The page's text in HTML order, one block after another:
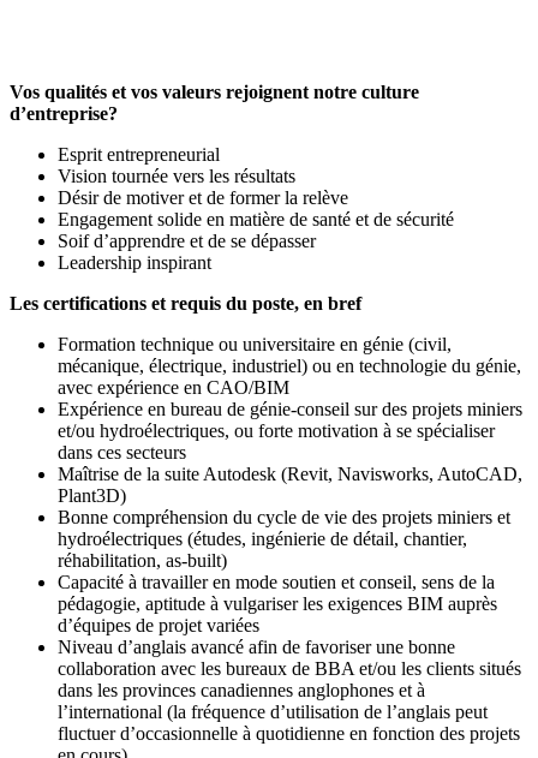
Vos qualités et vos valeurs rejoignent notre culture
d’entreprise?
Esprit entrepreneurial
Vision tournée vers les résultats
Désir de motiver et de former la relève
Engagement solide en matière de santé et de sécurité
Soif d’apprendre et de se dépasser
Leadership inspirant
Les certifications et requis du poste, en bref
Formation technique ou universitaire en génie (civil,
mécanique, électrique, industriel) ou en technologie du génie,
avec expérience en CAO/BIM
Expérience en bureau de génie-conseil sur des projets miniers
et/ou hydroélectriques, ou forte motivation à se spécialiser
dans ces secteurs
Maîtrise de la suite Autodesk (Revit, Navisworks, AutoCAD,
Plant3D)
Bonne compréhension du cycle de vie des projets miniers et
hydroélectriques (études, ingénierie de détail, chantier,
réhabilitation, as-built)
Capacité à travailler en mode soutien et conseil, sens de la
pédagogie, aptitude à vulgariser les exigences BIM auprès
d’équipes de projet variées
Niveau d’anglais avancé afin de favoriser une bonne
collaboration avec les bureaux de BBA et/ou les clients situés
dans les provinces canadiennes anglophones et à
l’international (la fréquence d’utilisation de l’anglais peut
fluctuer d’occasionnelle à quotidienne en fonction des projets